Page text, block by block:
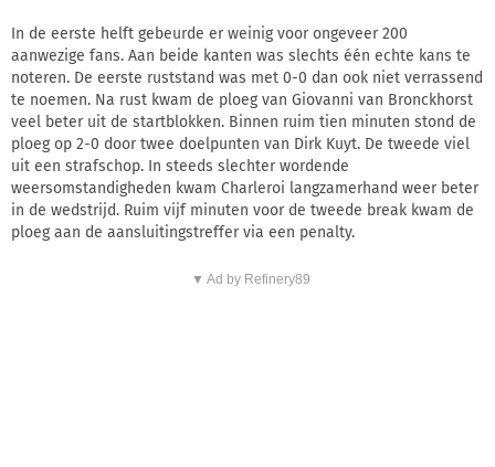
In de eerste helft gebeurde er weinig voor ongeveer 200
aanwezige fans. Aan beide kanten was slechts één echte kans te
noteren. De eerste ruststand was met 0-0 dan ook niet verrassend
te noemen. Na rust kwam de ploeg van Giovanni van Bronckhorst
veel beter uit de startblokken. Binnen ruim tien minuten stond de
ploeg op 2-0 door twee doelpunten van Dirk Kuyt. De tweede viel
uit een strafschop. In steeds slechter wordende
weersomstandigheden kwam Charleroi langzamerhand weer beter
in de wedstrijd. Ruim vijf minuten voor de tweede break kwam de
ploeg aan de aansluitingstreffer via een penalty.
▼ Ad by Refinery89